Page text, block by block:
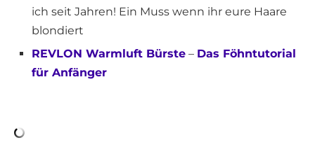
ich seit Jahren! Ein Muss wenn ihr eure Haare
blondiert
REVLON Warmluft Bürste – Das Föhntutorial
für Anfänger